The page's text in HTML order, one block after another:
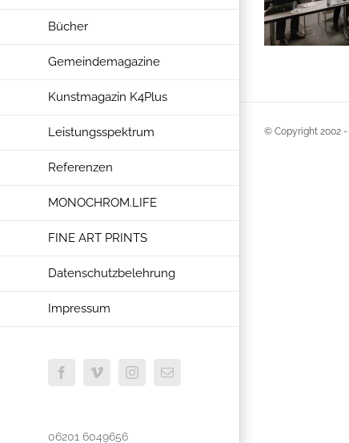
Bücher
Gemeindemagazine
Kunstmagazin K4Plus
Leistungsspektrum
Referenzen
MONOCHROM.LIFE
FINE ART PRINTS
Datenschutzbelehrung
Impressum
FacebookVimeoInstagram
E-
06201 6049656
© Copyright 2002 -